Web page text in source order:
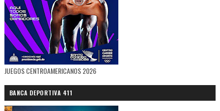
JUEGOS CENTROAMERICANOS 2026
BANCA DEPORTIVA 411